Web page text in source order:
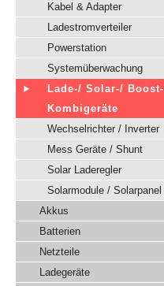
Kabel & Adapter
Ladestromverteiler
Powerstation
Systemüberwachung
Lade-/ Solar-/ Boost-
Kombigeräte
Wechselrichter / Inverter
Mess Geräte / Shunt
Solar Laderegler
Solarmodule / Solarpanel
Akkus
Batterien
Netzteile
Ladegeräte